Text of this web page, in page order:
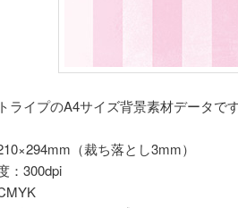
ライプのA4サイズ背景素材データで
（裁ち落とし3mm）
：300dpi